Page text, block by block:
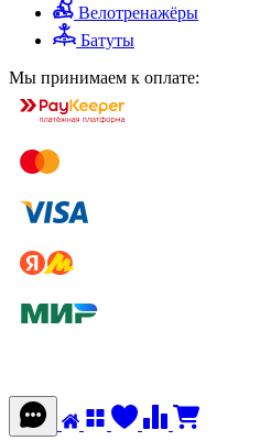
Велотренажёры
Батуты
Мы принимаем к оплате: